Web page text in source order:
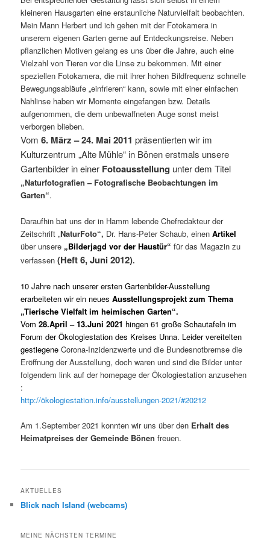
kleineren Hausgarten eine erstaunliche Naturvielfalt beobachten.
Mein Mann Herbert und ich gehen mit der Fotokamera in
unserem eigenen Garten gerne auf Entdeckungsreise. Neben
pflanzlichen Motiven gelang es uns über die Jahre, auch eine
Vielzahl von Tieren vor die Linse zu bekommen. Mit einer
speziellen Fotokamera, die mit ihrer hohen Bildfrequenz schnelle
Bewegungsabläufe „einfrieren“ kann, sowie mit einer einfachen
Nahlinse haben wir Momente eingefangen bzw. Details
aufgenommen, die dem unbewaffneten Auge sonst meist
verborgen blieben.
Vom 6. März – 24. Mai 2011 präsentierten wir im
Kulturzentrum „Alte Mühle“ in Bönen erstmals unsere
Gartenbilder in einer Fotoausstellung
„Naturfotografien – Fotografische Beobachtungen im
Garten“.
Daraufhin bat uns der in Hamm lebende Chefredakteur der
Zeitschrift „NaturFoto“, Dr. Hans-Peter Schaub, einen Artikel
über unsere „Bilderjagd vor der Haustür“ für das Magazin zu
verfassen (Heft 6, Juni 2012).
10 Jahre nach unserer ersten Gartenbilder-Ausstellung
erarbeiteten wir ein neuesAusstellungsprojekt zum Thema
„Tierische Vielfalt im heimischen Garten“.
Vom 28.April – 13.Juni 2021 hingen 61 große Schautafeln im
Forum der Ökologiestation des Kreises Unna. Leider vereitelten
gestiegene Corona-Inzidenzwerte und die Bundesnotbremse die
Eröffnung der Ausstellung, doch waren und sind die Bilder unter
folgendem link auf der homepage der Ökologiestation anzusehen
:
http://ökologiestation.info/ausstellungen-2021/#20212
Am 1.September 2021 konnten wir uns über den Erhalt des
Heimatpreises der Gemeinde Bönen freuen.
AKTUELLES
Blick nach Island (webcams)
MEINE NÄCHSTEN TERMINE